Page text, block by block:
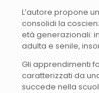
L’autore propone
consolidi la
età generazionali:
adulta e senile,
Gli apprendimenti
caratterizzati da
succede nella